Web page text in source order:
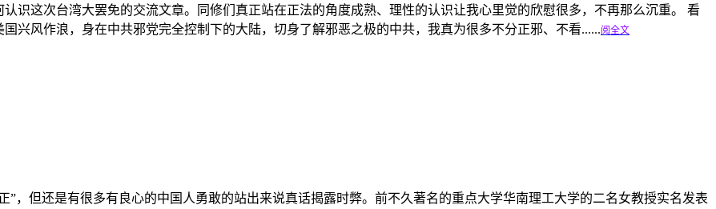
识这次台湾大罢免的交流文章。同修们真正站在正法的角度成熟、理性的认识让我心里觉的欣慰很多，不再那么沉重。 看
兴风作浪，身在中共邪党完全控制下的大陆，切身了解邪恶之极的中共，我真为很多不分正邪、不看......阅全文
”，但还是有很多有良心的中国人勇敢的站出来说真话揭露时弊。前不久著名的重点大学华南理工大学的二名女教授实名发表